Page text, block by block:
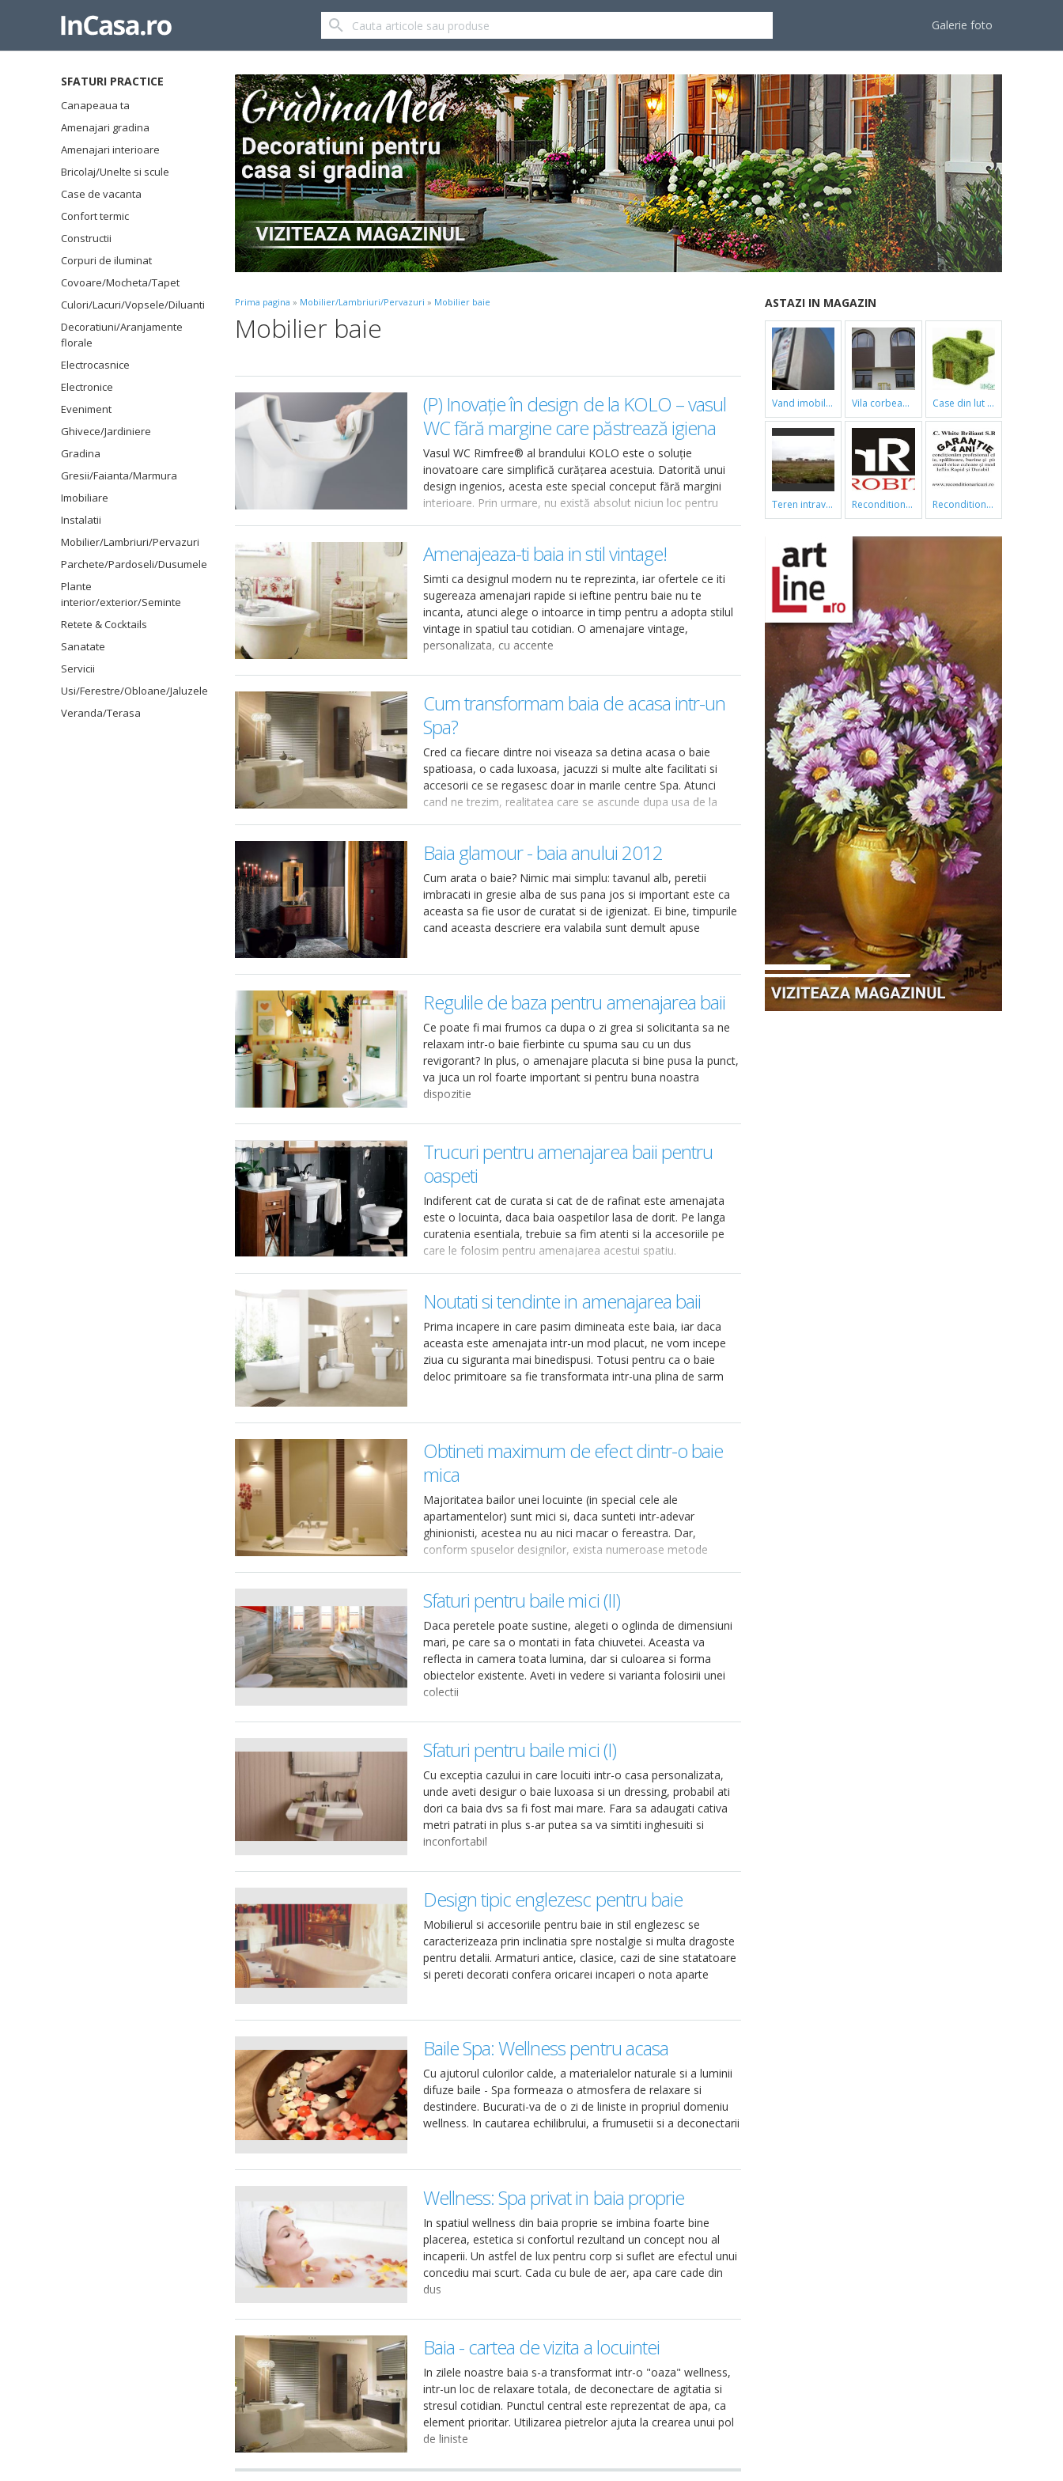
Galerie foto
SFATURI PRACTICE
Canapeaua ta
Amenajari gradina
Amenajari interioare
Bricolaj/Unelte si scule
Case de vacanta
Confort termic
Constructii
Corpuri de iluminat
Covoare/Mocheta/Tapet
Culori/Lacuri/Vopsele/Diluanti
Decoratiuni/Aranjamente
florale
Electrocasnice
Electronice
Eveniment
Ghivece/Jardiniere
Gradina
Gresii/Faianta/Marmura
Imobiliare
Instalatii
Mobilier/Lambriuri/Pervazuri
Parchete/Pardoseli/Dusumele
Plante
interior/exterior/Seminte
Retete & Cocktails
Sanatate
Servicii
Usi/Ferestre/Obloane/Jaluzele
Veranda/Terasa
Prima pagina » Mobilier/Lambriuri/Pervazuri » Mobilier baie
Mobilier baie
(P) Inovație în design de la KOLO – vasul
WC fără margine care păstrează igiena
Vasul WC Rimfree® al brandului KOLO este o soluție
inovatoare care simplifică curățarea acestuia. Datorită unui
design ingenios, acesta este special conceput fără margini
interioare. Prin urmare, nu există absolut niciun loc pentru
Amenajeaza-ti baia in stil vintage!
Simti ca designul modern nu te reprezinta, iar ofertele ce iti
sugereaza amenajari rapide si ieftine pentru baie nu te
incanta, atunci alege o intoarce in timp pentru a adopta stilul
vintage in spatiul tau cotidian. O amenajare vintage,
personalizata, cu accente
Cum transformam baia de acasa intr-un
Spa?
Cred ca fiecare dintre noi viseaza sa detina acasa o baie
spatioasa, o cada luxoasa, jacuzzi si multe alte facilitati si
accesorii ce se regasesc doar in marile centre Spa. Atunci
cand ne trezim, realitatea care se ascunde dupa usa de la
Baia glamour - baia anului 2012
Cum arata o baie? Nimic mai simplu: tavanul alb, peretii
imbracati in gresie alba de sus pana jos si important este ca
aceasta sa fie usor de curatat si de igienizat. Ei bine, timpurile
cand aceasta descriere era valabila sunt demult apuse
Regulile de baza pentru amenajarea baii
Ce poate fi mai frumos ca dupa o zi grea si solicitanta sa ne
relaxam intr-o baie fierbinte cu spuma sau cu un dus
revigorant? In plus, o amenajare placuta si bine pusa la punct,
va juca un rol foarte important si pentru buna noastra
dispozitie
Trucuri pentru amenajarea baii pentru
oaspeti
Indiferent cat de curata si cat de de rafinat este amenajata
este o locuinta, daca baia oaspetilor lasa de dorit. Pe langa
curatenia esentiala, trebuie sa fim atenti si la accesoriile pe
care le folosim pentru amenajarea acestui spatiu.
Noutati si tendinte in amenajarea baii
Prima incapere in care pasim dimineata este baia, iar daca
aceasta este amenajata intr-un mod placut, ne vom incepe
ziua cu siguranta mai binedispusi. Totusi pentru ca o baie
deloc primitoare sa fie transformata intr-una plina de sarm
Obtineti maximum de efect dintr-o baie
mica
Majoritatea bailor unei locuinte (in special cele ale
apartamentelor) sunt mici si, daca sunteti intr-adevar
ghinionisti, acestea nu au nici macar o fereastra. Dar,
conform spuselor designilor, exista numeroase metode
Sfaturi pentru baile mici (II)
Daca peretele poate sustine, alegeti o oglinda de dimensiuni
mari, pe care sa o montati in fata chiuvetei. Aceasta va
reflecta in camera toata lumina, dar si culoarea si forma
obiectelor existente. Aveti in vedere si varianta folosirii unei
colectii
Sfaturi pentru baile mici (I)
Cu exceptia cazului in care locuiti intr-o casa personalizata,
unde aveti desigur o baie luxoasa si un dressing, probabil ati
dori ca baia dvs sa fi fost mai mare. Fara sa adaugati cativa
metri patrati in plus s-ar putea sa va simtiti inghesuiti si
inconfortabil
Design tipic englezesc pentru baie
Mobilierul si accesoriile pentru baie in stil englezesc se
caracterizeaza prin inclinatia spre nostalgie si multa dragoste
pentru detalii. Armaturi antice, clasice, cazi de sine statatoare
si pereti decorati confera oricarei incaperi o nota aparte
Baile Spa: Wellness pentru acasa
Cu ajutorul culorilor calde, a materialelor naturale si a luminii
difuze baile - Spa formeaza o atmosfera de relaxare si
destindere. Bucurati-va de o zi de liniste in propriul domeniu
wellness. In cautarea echilibrului, a frumusetii si a deconectarii
Wellness: Spa privat in baia proprie
In spatiul wellness din baia proprie se imbina foarte bine
placerea, estetica si confortul rezultand un concept nou al
incaperii. Un astfel de lux pentru corp si suflet are efectul unui
concediu mai scurt. Cada cu bule de aer, apa care cade din
dus
Baia - cartea de vizita a locuintei
In zilele noastre baia s-a transformat intr-o "oaza" wellness,
intr-un loc de relaxare totala, de deconectare de agitatia si
stresul cotidian. Punctul central este reprezentat de apa, ca
element prioritar. Utilizarea pietrelor ajuta la crearea unui pol
de liniste
ASTAZI IN MAGAZIN
vand imobil ,790m,piata gorjului,pret negociabil vila corbeanca case din lut si paie
teren intravilan reconditionari cazi de baie reconditionari cazi de baie